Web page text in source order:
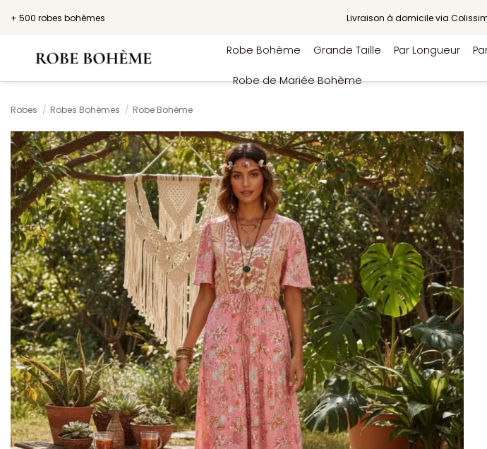
+ 500 robes bohèmes Livraison à domicile via
Robe Bohème Grande Taille Par Longueur
Robe de Mariée Bohème
Robes / Robes Bohèmes / Robe Bohème